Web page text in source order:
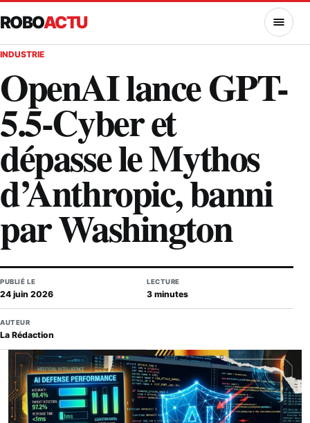
ROBOACTU MENU
INDUSTRIE
OpenAI lance GPT-
5.5-Cyber et
dépasse le Mythos
d’Anthropic, banni
par Washington
PUBLIÉ LE
24 juin 2026
LECTURE
3 minutes
AUTEUR
La Rédaction